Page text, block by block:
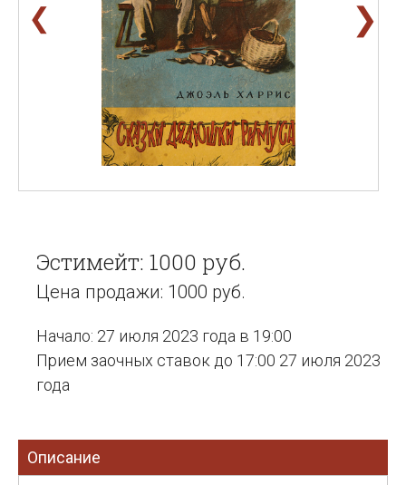
❮ ❯
Эстимейт: 1000 руб.
Цена продажи: 1000 руб.
Начало: 27 июля 2023 года в 19:00
Прием заочных ставок до 17:00 27 июля 2023
года
Описание